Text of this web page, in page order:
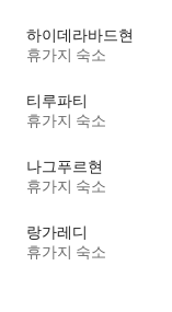
하이데라바드현
휴가지 숙소
티루파티
휴가지 숙소
나그푸르현
휴가지 숙소
랑가레디
휴가지 숙소